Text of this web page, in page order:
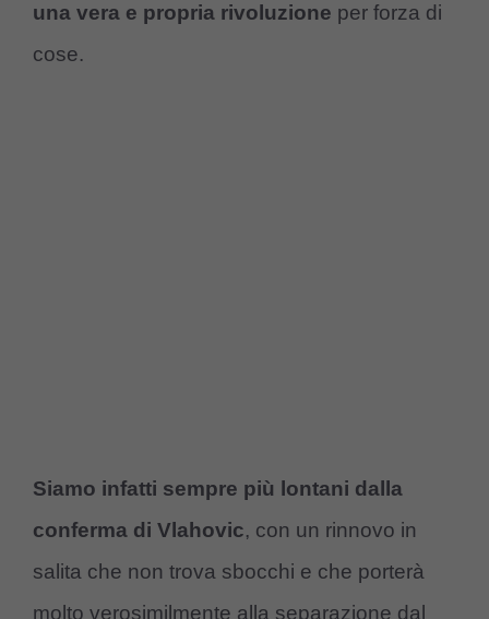
una vera e propria rivoluzione per forza di
cose.
Siamo infatti sempre più lontani dalla
conferma di Vlahovic, con un rinnovo in
salita che non trova sbocchi e che porterà
molto verosimilmente alla separazione dal